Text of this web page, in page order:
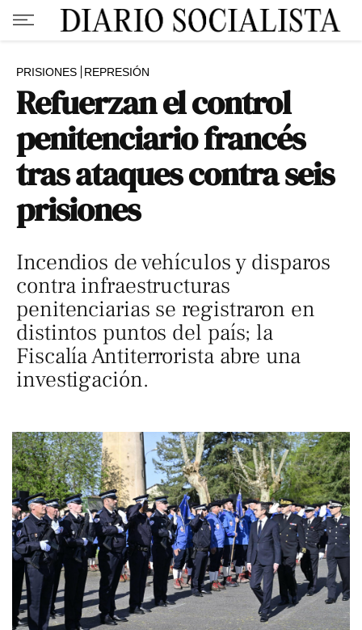
PRISIONES REPRESIÓN
Refuerzan el control
penitenciario francés
tras ataques contra seis
prisiones
Incendios de vehículos y disparos
contra infraestructuras
penitenciarias se registraron en
distintos puntos del país; la
Fiscalía Antiterrorista abre una
investigación.